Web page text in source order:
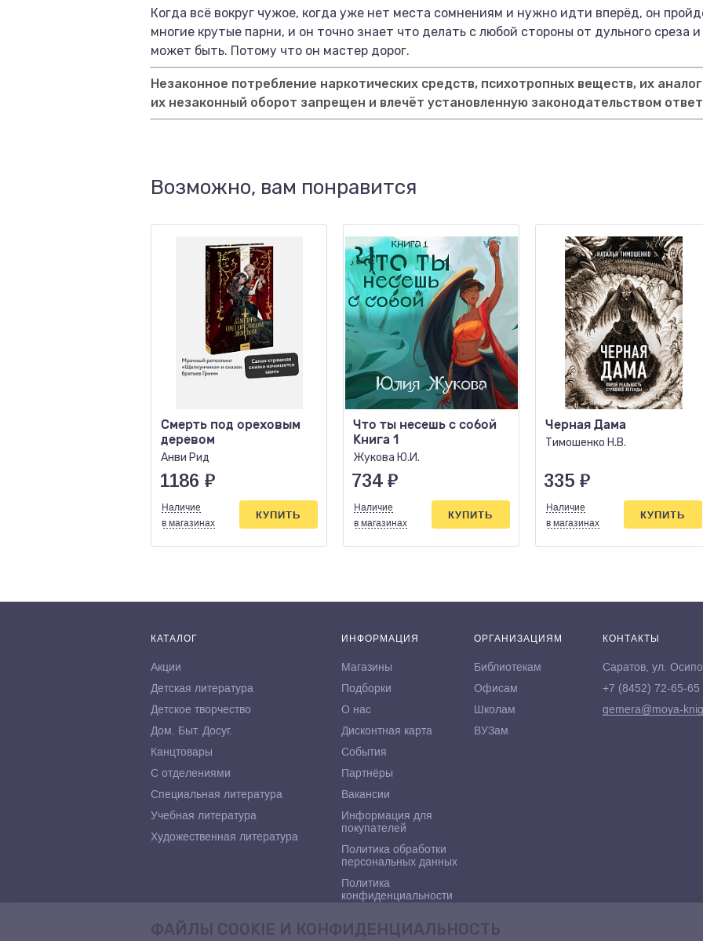
Когда всё вокруг чужое, когда уже нет места сомнениям и нужно идти вперёд, он
многие крутые парни, и он точно знает что делать с любой стороны от дульного среза
может быть. Потому что он мастер дорог.
Незаконное потребление наркотических средств, психотропных веществ, их
их незаконный оборот запрещен и влечёт установленную законодательством
Возможно, вам понравится
Смерть под ореховым
деревом
Анви Рид
1186 ₽
Наличие
в магазинах
КУПИТЬ
Что ты несешь с собой
Книга 1
Жукова Ю.И.
734 ₽
Наличие
в магазинах
КУПИТЬ
Черная Дама
Тимошенко Н.В.
335 ₽
Наличие
в магазинах
КУПИТЬ
КАТАЛОГ
Акции
Детская литература
Детское творчество
Дом. Быт. Досуг.
Канцтовары
С отделениями
Специальная литература
Учебная литература
Художественная литература
ИНФОРМАЦИЯ
Магазины
Подборки
О нас
Дисконтная карта
События
Партнёры
Вакансии
Информация для
покупателей
Политика обработки
персональных данных
Политика
конфиденциальности
ОРГАНИЗАЦИЯМ
Библиотекам
Офисам
Школам
ВУЗам
КОНТАКТЫ
Саратов, ул.
+7 (8452) 72-65-65
gemera@moya-